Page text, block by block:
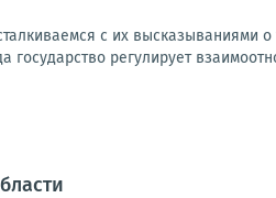
с их высказываниями
государство регулирует